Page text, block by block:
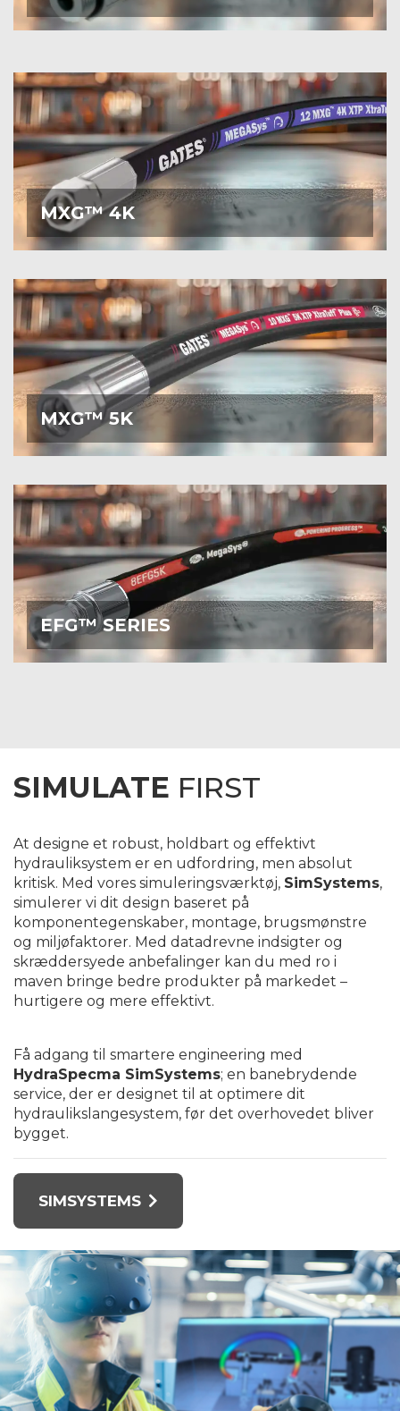
MXG™ 4K
Gates MXG4KXSpiral med vævet spiraltråd er let,
meget fleksibel og godkendt til én million
impulscyklusser. Den kan erstatte konventionelle
spiralslanger direkte.
GATES MXG4K »
MXG™ 5K
Gates MXG5K– ydeevne på næste niveau,
udviklet til at maksimere driftstiden og øge
produktiviteten.
GATES MXG5K »
EFG™ SERIES
Gates EFGer en spiralslange med ståltråd, udviklet
til højtryksapplikationer med høje impulser og høje
temperaturer.
GATES EFG»
SIMULATE FIRST
At designe et robust, holdbart og effektivt
hydrauliksystem er en udfordring, men absolut
kritisk. Med vores simuleringsværktøj, SimSystems,
simulerer vi dit design baseret på
komponentegenskaber, montage, brugsmønstre
og miljøfaktorer. Med datadrevne indsigter og
skræddersyede anbefalinger kan du med ro i
maven bringe bedre produkter på markedet –
hurtigere og mere effektivt.
Få adgang til smartere engineering med
HydraSpecma SimSystems; en banebrydende
service, der er designet til at optimere dit
hydraulikslangesystem, før det overhovedet bliver
bygget.
SIMSYSTEMS